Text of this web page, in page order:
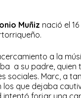
Muñiz nació el
a la
a su padre, quien
sociales. Marc, a
los que dejaba
intentó forjar una